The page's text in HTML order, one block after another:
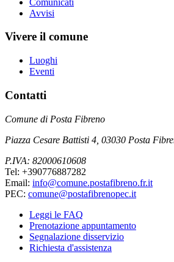
Avvisi
Vivere il comune
Luoghi
Eventi
Contatti
Comune di Posta Fibreno
Piazza Cesare Battisti 4, 03030 Posta
P.IVA: 82000610608
Tel: +390776887282
Email: info@comune.postafibreno.fr.it
PEC: comune@postafibrenopec.it
Leggi le FAQ
Prenotazione appuntamento
Segnalazione disservizio
Richiesta d'assistenza